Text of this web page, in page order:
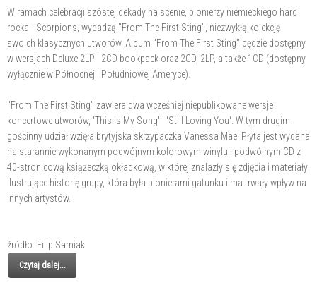
W ramach celebracji szóstej dekady na scenie, pionierzy niemieckiego hard
rocka - Scorpions, wydadzą "From The First Sting", niezwykłą kolekcję
swoich klasycznych utworów. Album "From The First Sting" będzie dostępny
w wersjach Deluxe 2LP i 2CD bookpack oraz 2CD, 2LP, a także 1CD (dostępny
wyłącznie w Północnej i Południowej Ameryce).
"From The First Sting" zawiera dwa wcześniej niepublikowane wersje
koncertowe utworów, 'This Is My Song' i 'Still Loving You'. W tym drugim
gościnny udział wzięła brytyjska skrzypaczka Vanessa Mae. Płyta jest wydana
na starannie wykonanym podwójnym kolorowym winylu i podwójnym CD z
40-stronicową książeczką okładkową, w której znalazły się zdjęcia i materiały
ilustrujące historię grupy, która była pionierami gatunku i ma trwały wpływ na
innych artystów.
źródło: Filip Sarniak
Czytaj dalej...